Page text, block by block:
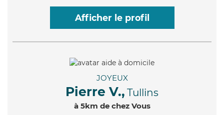
Afficher le profil
JOYEUX
Pierre V., Tullins
à 5km de chez Vous